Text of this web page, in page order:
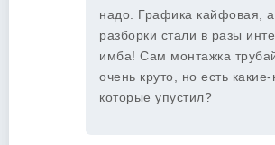
надо. Графика кайфовая, а
разборки стали в разы
имба! Сам монтажка
очень круто, но есть
которые упустил?